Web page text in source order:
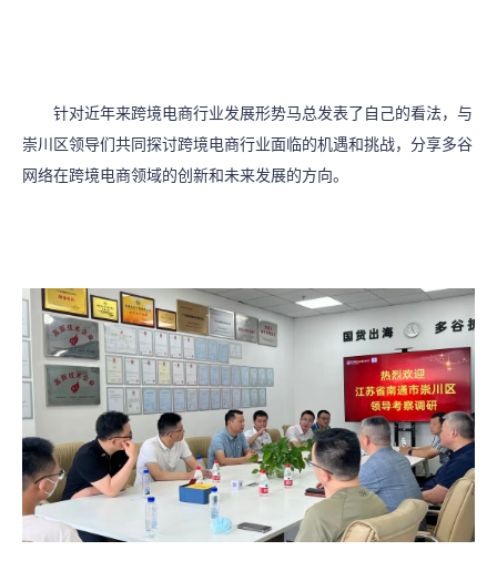
针对近年来跨境电商行业发展形势马总发表了自己的看法，与
崇川区领导们共同探讨跨境电商行业面临的机遇和挑战，分享多谷
网络在跨境电商领域的创新和未来发展的方向。